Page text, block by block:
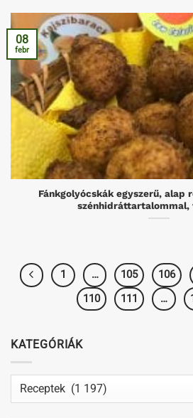
Fánkgolyócskák egyszerű,
szénhidráttartalommal,
08
febr
1 … 105 106
110
111 …
KATEGÓRIÁK
Kategóriák